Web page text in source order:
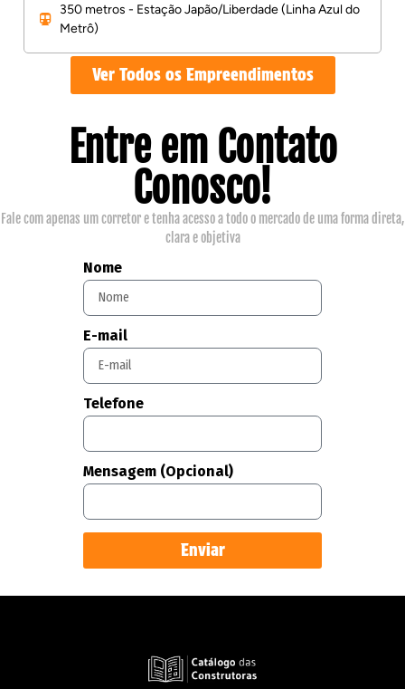
350 metros - Estação Japão/Liberdade (Linha Azul do
Metrô)
Ver Todos os Empreendimentos
Entre em Contato
Conosco!
Fale com apenas um corretor e tenha acesso a todo o mercado de uma forma direta,
clara e objetiva
Nome
E-mail
Telefone
Mensagem (Opcional)
Enviar